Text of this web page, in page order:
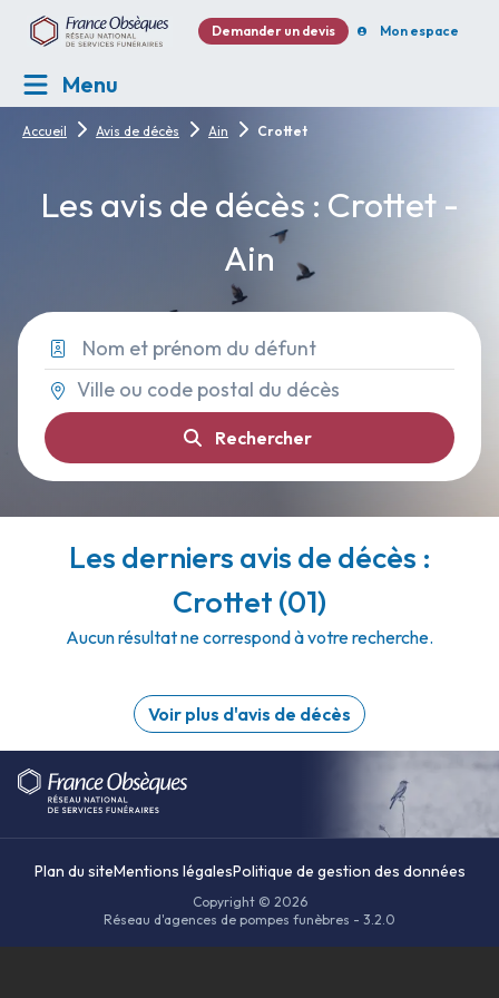
Demander un devis Mon espace
Menu
Accueil Avis de décès Ain Crottet
Les avis de décès : Crottet -
Ain
Rechercher
Les derniers avis de décès :
Crottet (01)
Aucun résultat ne correspond à votre recherche.
Voir plus d'avis de décès
Plan du siteMentions légalesPolitique de gestion des données
Copyright © 2026
Réseau d'agences de pompes funèbres - 3.2.0